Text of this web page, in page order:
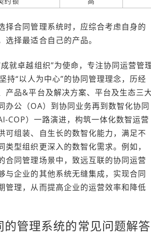
择合同管理系统时，应综合考虑自身的
选择最适合自己的产品。
就卓越组织”为使命，专注协同运营管
持“以人为中心”的协同管理理念，历经
产品&平台及解决方案、平台及生态三
办公（OA）到协同业务再到数智化协同
COP）一路演进，构筑一体化数智运营
可组装、自生长的数智化能力，满足不
类型组织更深入的数智化需求。例如，
合同管理场景中，致远互联的协同运营
与企业的其他系统无缝集成，实现合同
管理，从而提高企业的运营效率和降低
的管理系统的常见问题解答